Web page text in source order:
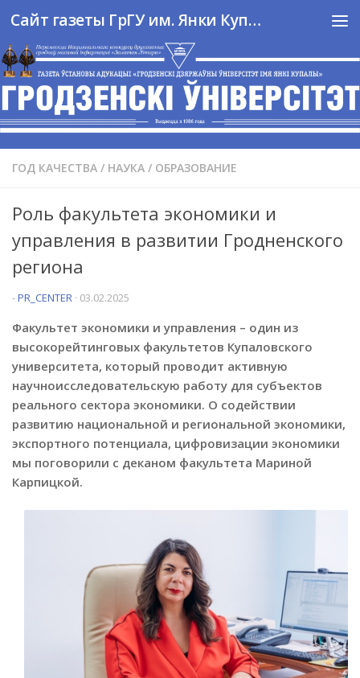
Перейти к содержимому Сайт газеты ГрГУ им. Янки Купалы
ГОД КАЧЕСТВА / НАУКА / ОБРАЗОВАНИЕ
Роль факультета экономики и
управления в развитии Гродненского
региона
-PR_CENTER · 03.02.2025
Факультет экономики и управления – один из
высокорейтинговых факультетов Купаловского
университета, который проводит активную
научноисследовательскую работу для субъектов
реального сектора экономики. О содействии
развитию национальной и региональной экономики,
экспортного потенциала, цифровизации экономики
мы поговорили с деканом факультета Мариной
Карпицкой.